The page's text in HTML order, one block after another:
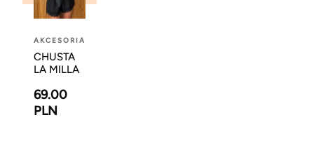
AKCESORIA
CHUSTA
LA MILLA
69.00
PLN